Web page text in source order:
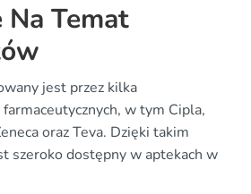
Temat
jest przez kilka
w tym Cipla,
oraz Teva. Dzięki takim
szeroko dostępny w aptekach w